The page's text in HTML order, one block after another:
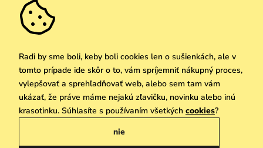
Predajne
Copyright © 2026 Vuch s.r.o. Všetky práva vyhradené. Technicky zabezpečuje
Simplia.cz
Radi by sme boli, keby boli cookies len o sušienkách, ale v
tomto prípade ide skôr o to, vám spríjemniť nákupný proces,
vylepšovať a sprehľadňovať web, alebo sem tam vám
ukázať, že práve máme nejakú zľavičku, novinku alebo inú
krasotinku. Súhlasíte s používaním všetkých cookies?
nie